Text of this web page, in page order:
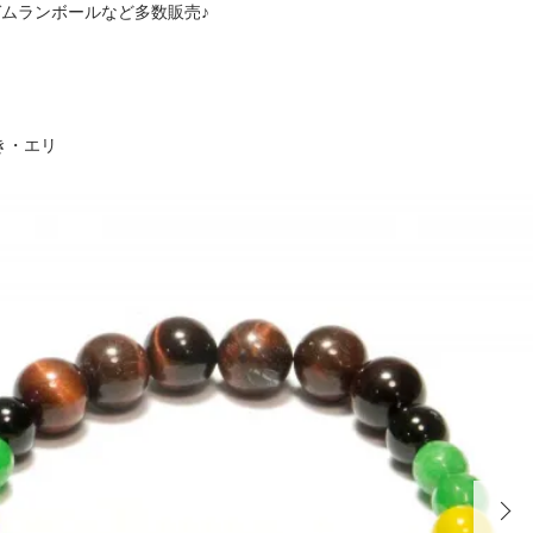
ランボールなど多数販売♪
・エリ